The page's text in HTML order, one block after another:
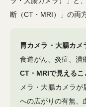
断（CT・MRI）」の両
胃カメラ・大腸カメ
食道がん、炎症、潰
CT・MRIで見えるこ
メラ・大腸カメラ
への広がりの有無、